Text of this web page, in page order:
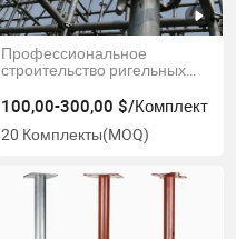
Профессиональное
строительство ригельных
Layher на продажу
100,00-300,00 $/Комплект
20 Комплекты(MOQ)